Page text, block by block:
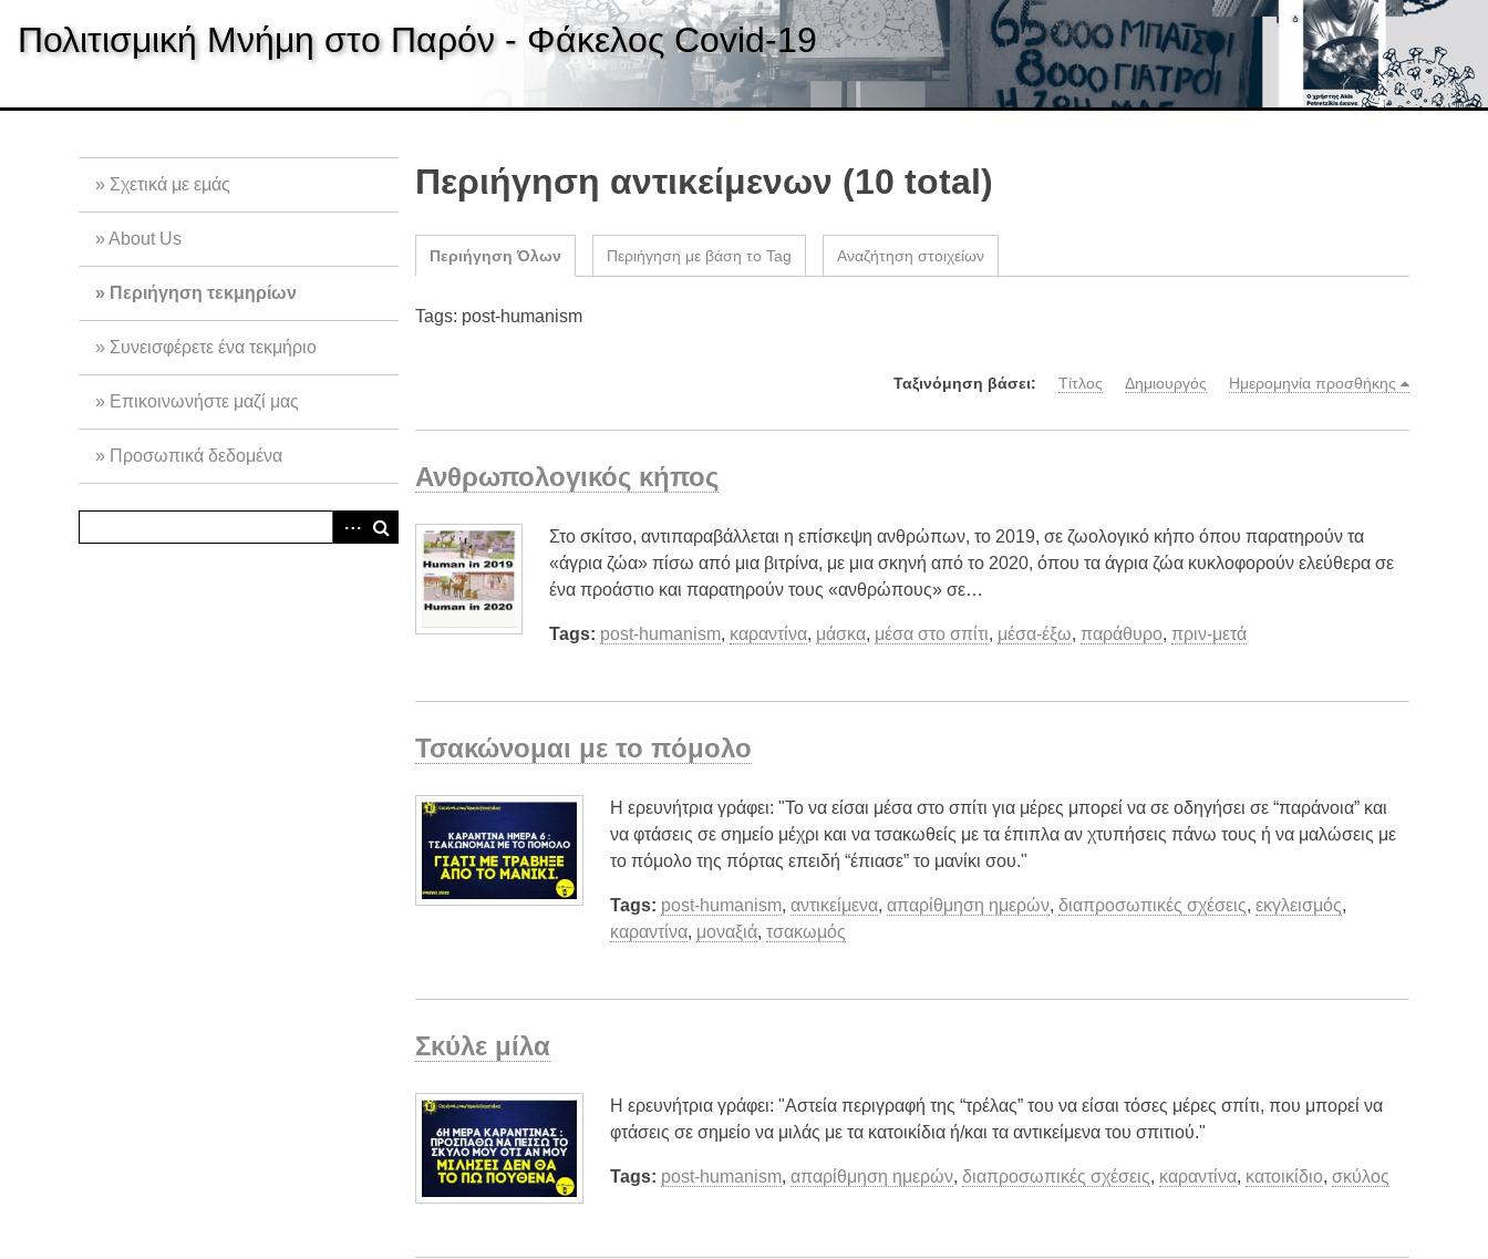
Πολιτισμική Μνήμη στο Παρόν - Φάκελος Covid-19
Σχετικά με εμάς
About Us
Περιήγηση τεκμηρίων
Συνεισφέρετε ένα τεκμήριο
Επικοινωνήστε μαζί μας
Προσωπικά δεδομένα
Περιήγηση αντικείμενων (10 total)
Περιήγηση Όλων Περιήγηση με βάση το Tag Αναζήτηση στοιχείων
Tags: post-humanism
Ταξινόμηση βάσει: Τίτλος Δημιουργός Ημερομηνία προσθήκης
Ανθρωπολογικός κήπος
Στο σκίτσο, αντιπαραβάλλεται η επίσκεψη ανθρώπων, το 2019, σε ζωολογικό κήπο όπου παρατηρούν τα
«άγρια ζώα» πίσω από μια βιτρίνα, με μια σκηνή από το 2020, όπου τα άγρια ζώα κυκλοφορούν ελεύθερα σε
ένα προάστιο και παρατηρούν τους «ανθρώπους» σε…
Tags: post-humanism, καραντίνα, μάσκα, μέσα στο σπίτι, μέσα-έξω,παράθυρο,πριν-μετά
Τσακώνομαι με το πόμολο
Η ερευνήτρια γράφει: "Το να είσαι μέσα στο σπίτι για μέρες μπορεί να σε οδηγήσει σε “παράνοια” και
να φτάσεις σε σημείο μέχρι και να τσακωθείς με τα έπιπλα αν χτυπήσεις πάνω τους ή να μαλώσεις με
το πόμολο της πόρτας επειδή “έπιασε” το μανίκι σου."
Tags: post-humanism, αντικείμενα, απαρίθμηση ημερών, διαπροσωπικές σχέσεις, εκγλεισμός,
καραντίνα, μοναξιά, τσακωμός
Σκύλε μίλα
Η ερευνήτρια γράφει: "Αστεία περιγραφή της “τρέλας” του να είσαι τόσες μέρες σπίτι, που μπορεί να
φτάσεις σε σημείο να μιλάς με τα κατοικίδια ή/και τα αντικείμενα του σπιτιού."
Tags: post-humanism, απαρίθμηση ημερών, διαπροσωπικές σχέσεις, καραντίνα, κατοικίδιο, σκύλος